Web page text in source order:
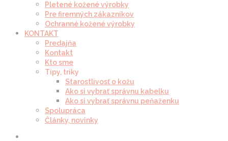
Pletené kožené výrobky
Pre firemných zákazníkov
Ochranné kožené výrobky
KONTAKT
Predajňa
Kontakt
Kto sme
Tipy, triky
Starostlivosť o kožu
Ako si vybrať správnu kabelku
Ako si vybrať správnu peňaženku
Spolupráca
Články, novinky